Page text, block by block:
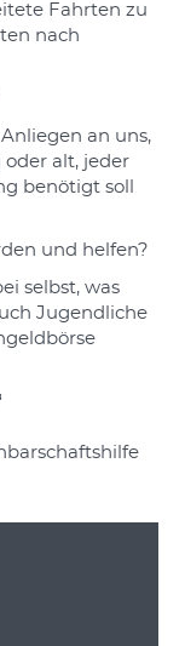
Fahrten zu
nach
an uns,
alt, jeder
benötigt soll
und helfen?
selbst, was
Jugendliche